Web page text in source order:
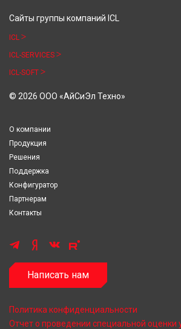
Сайты группы компаний ICL
ICL
ICL-SERVICES
ICL-SOFT
© 2026 ООО «АйСиЭл Техно»
О компании
Продукция
Решения
Поддержка
Конфигуратор
Партнерам
Контакты
Написать нам
Политика конфиденциальности
Отчет о проведении специальной оценки